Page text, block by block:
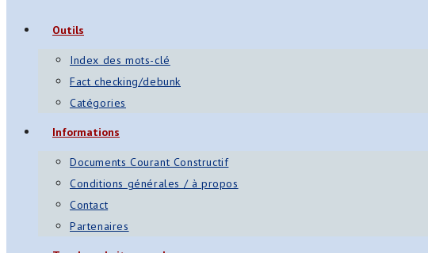
Outils
Index des mots-clé
Fact checking/debunk
Catégories
Informations
Documents Courant Constructif
Conditions générales / à propos
Contact
Partenaires